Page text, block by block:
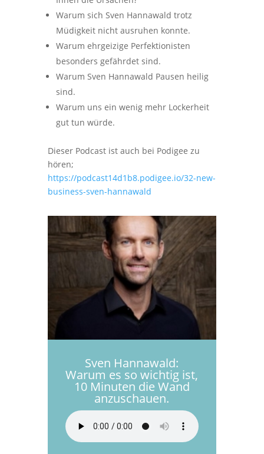
Warum sich Sven Hannawald trotz
Müdigkeit nicht ausruhen konnte.
Warum ehrgeizige Perfektionisten
besonders gefährdet sind.
Warum Sven Hannawald Pausen heilig
sind.
Warum uns ein wenig mehr Lockerheit
gut tun würde.
Dieser Podcast ist auch bei Podigee zu
hören;
https://podcast14d1b8.podigee.io/32-new-
business-sven-hannawald
Sven Hannawald:
Warum es so wichtig ist,
10 Minuten die Wand
anzuschauen.